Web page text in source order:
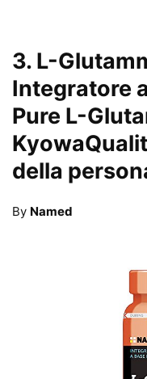
3. L-
Integratore
Pure L-
della
By Named